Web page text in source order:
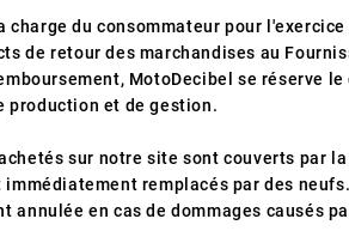
charge du consommateur pour
de retour des marchandises au
MotoDecibel se réserve
production et de gestion.
sur notre site sont couverts par
remplacés par des neufs.
annulée en cas de dommages causés